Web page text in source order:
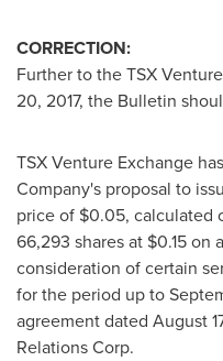
CORRECTION:
Further to the TSX
20, 2017, the Bulletin
TSX Venture Exchange
Company's proposal to
price of $0.05, calculated
66,293 shares at $0.15on
consideration of certain
for the period up to
agreement dated August
Relations Corp.